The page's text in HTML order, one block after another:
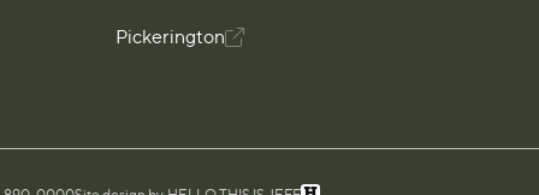
Pickerington